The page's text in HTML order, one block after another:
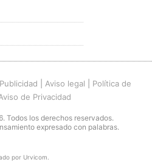
Publicidad Aviso legal
Política de
de Privacidad
Todos los derechos reservados.
expresado con palabras.
por Urvicom